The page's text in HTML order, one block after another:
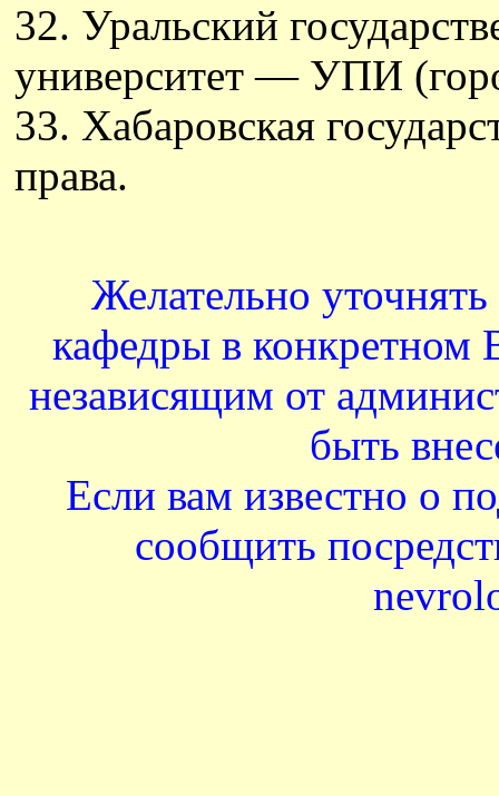
32. Уральский
университет — УПИ
33. Хабаровская
права.
Желательно
кафедры в конкретном
независящим от
быть
Если вам известно о
сообщить